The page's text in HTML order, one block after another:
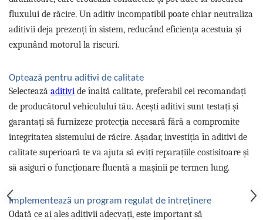
Aditivi moto
Lichid de frana
Vaselina si spray-uri tehnice moto
Filtre moto
Filtru combustibil
Buson golire ulei
Filtru ulei moto
Filtru aer moto
Intretinere si curatare filtre moto
Intretinere moto
Intretinere echipament moto
Covor moto
Accesorii moto
fluxului de răcire. Un aditiv incompatibil poate chiar neutraliza
aditivii deja prezenți în sistem, reducând eficiența acestuia și
expunând motorul la riscuri.
Optează pentru aditivi de calitate
Selectează aditivi de înaltă calitate, preferabil cei recomandați
de producătorul vehiculului tău. Acești aditivi sunt testați și
garantați să furnizeze protecția necesară fără a compromite
integritatea sistemului de răcire. Așadar, investiția în aditivi de
calitate superioară te va ajuta să eviți reparațiile costisitoare și
să asiguri o funcționare fluentă a mașinii pe termen lung.
Implementează un program regulat de întreținere
Odată ce ai ales aditivii adecvați, este important să